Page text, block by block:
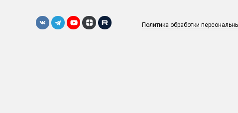
Политика обработки